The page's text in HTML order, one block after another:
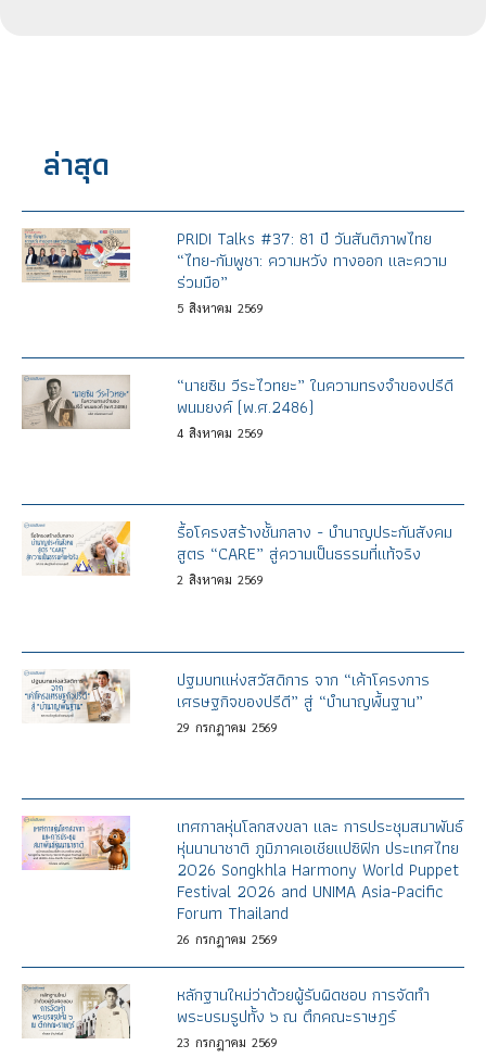
ล่าสุด
PRIDI Talks #37: 81 ปี วันสันติภาพไทย
“ไทย-กัมพูชา: ความหวัง ทางออก และความ
ร่วมมือ”
5 สิงหาคม 2569
“นายซิม วีระไวทยะ” ในความทรงจำของปรีดี
พนมยงค์ (พ.ศ.2486)
4 สิงหาคม 2569
รื้อโครงสร้างชั้นกลาง - บำนาญประกันสังคม
สูตร “CARE” สู่ความเป็นธรรมที่แท้จริง
2 สิงหาคม 2569
ปฐมบทแห่งสวัสดิการ จาก “เค้าโครงการ
เศรษฐกิจของปรีดี” สู่ “บำนาญพื้นฐาน”
29 กรกฎาคม 2569
เทศกาลหุ่นโลกสงขลา และ การประชุมสมาพันธ์
หุ่นนานาชาติ ภูมิภาคเอเชียแปซิฟิก ประเทศไทย
2026 Songkhla Harmony World Puppet
Festival 2026 and UNIMA Asia-Pacific
Forum Thailand
26 กรกฎาคม 2569
หลักฐานใหม่ว่าด้วยผู้รับผิดชอบ การจัดทำ
พระบรมรูปทั้ง ๖ ณ ตึกคณะราษฎร์
23 กรกฎาคม 2569